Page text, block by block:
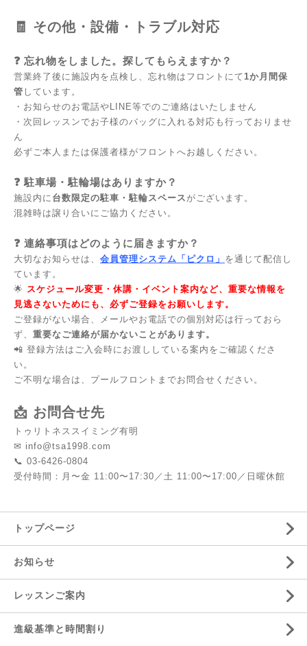
🧾 その他・設備・トラブル対応
❓ 忘れ物をしました。探してもらえますか？
営業終了後に施設内を点検し、忘れ物はフロントにて1か月間保
管 しています。
・お知らせのお電話やLINE等でのご連絡はいたしません
・次回レッスンでお子様のバッグに入れる対応も行っておりませ
ん
必ずご本人または保護者様がフロントへお越しください。
❓ 駐車場・駐輪場はありますか？
施設内に 台数限定の駐車・駐輪スペース がございます。
混雑時は譲り合いにご協力ください。
❓ 連絡事項はどのように届きますか？
大切なお知らせは、 会員管理システム「ピクロ」 を通じて配信し
ています。
🌟 スケジュール変更・休講・イベント案内など、重要な情報を
見逃さないためにも、必ずご登録をお願いします。
ご登録がない場合、メールやお電話での個別対応は行っておら
ず、 重要なご連絡が届かないことがあります。
📲 登録方法はご入会時にお渡ししている案内をご確認くださ
い。
ご不明な場合は、プールフロントまでお問合せください。
📩 お問合せ先
トゥリトネススイミング有明
✉ info@tsa1998.com
📞 03-6426-0804
受付時間：月〜金 11:00〜17:30／土 11:00〜17:00／日曜休館
トップページ
お知らせ
レッスンご案内
進級基準と時間割り